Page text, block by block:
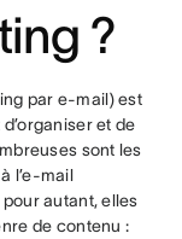
?
par e-mail) est
et de
sont les
l’e-mail
autant, elles
de contenu :